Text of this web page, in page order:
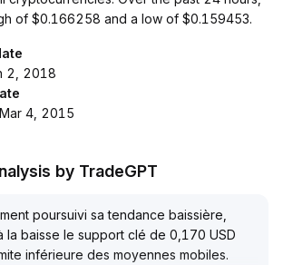
of $0.166258 and a low of $0.159453.
2, 2018
4, 2015
by TradeGPT
poursuivi sa tendance baissière,
la baisse le support clé de 0,170 USD
inférieure des moyennes mobiles.